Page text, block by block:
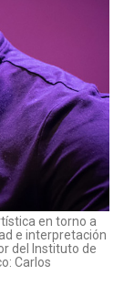
en torno a
e interpretación
del Instituto de
Carlos